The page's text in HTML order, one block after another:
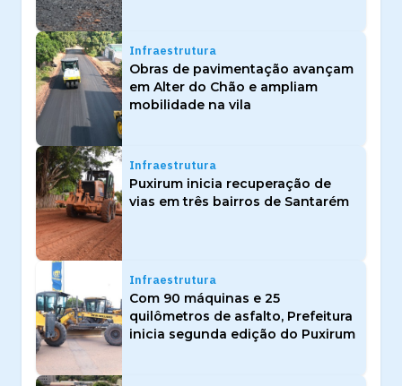
Infraestrutura
Obras de pavimentação avançam
em Alter do Chão e ampliam
mobilidade na vila
Infraestrutura
Puxirum inicia recuperação de
vias em três bairros de Santarém
Infraestrutura
Com 90 máquinas e 25
quilômetros de asfalto, Prefeitura
inicia segunda edição do Puxirum